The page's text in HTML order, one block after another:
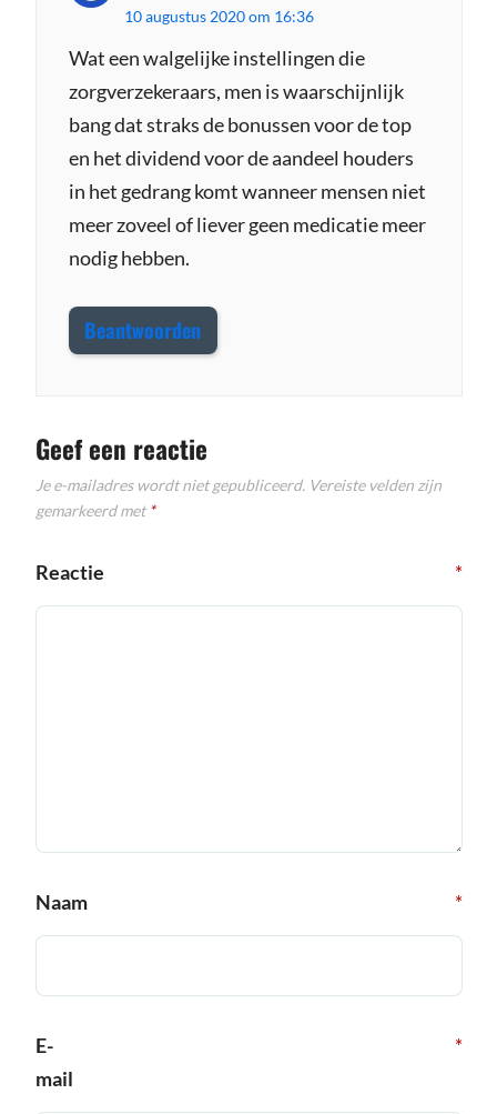
h
r
e
e
10 augustus 2020 om 16:36
Wat een walgelijke instellingen die
zorgverzekeraars, men is waarschijnlijk
bang dat straks de bonussen voor de top
en het dividend voor de aandeel houders
in het gedrang komt wanneer mensen niet
meer zoveel of liever geen medicatie meer
nodig hebben.
Beantwoorden
Geef een reactie
Je e-mailadres wordt niet gepubliceerd. Vereiste velden zijn
gemarkeerd met*
Reactie *
Naam *
E-
mail
*